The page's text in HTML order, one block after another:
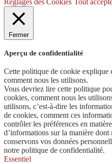
Fermer
Aperçu de confidentialité
Cette politique de cookie explique
comment nous les utilisons.
Vous devriez lire cette politique
cookies, comment nous les
utilisons, c’est-à-dire les
de cookies, comment ces
contrôler les préférences en
d’informations sur la manière
conservons vos données
notre politique de confidentialité.
Essentiel